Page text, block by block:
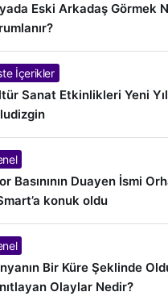
Eski Arkadaş Görmek
İçerikler
Sanat Etkinlikleri Yeni
Basınının Duayen İsmi
konuk oldu
Bir Küre Şeklinde
Olaylar Nedir?